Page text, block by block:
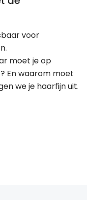
voor
moet je op
En waarom moet
we je haarfijn uit.